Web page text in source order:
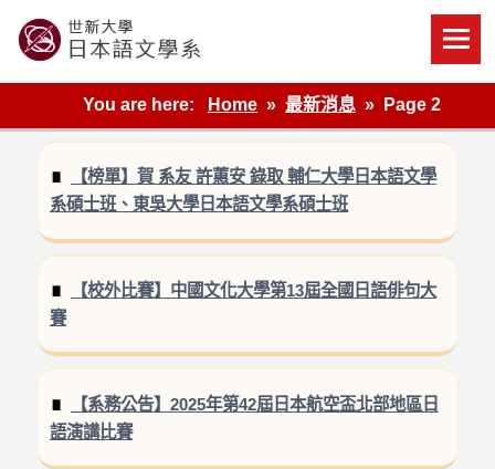
content
世新大學教學單位的網站
You are here:
Home 最新消息 Page 2
【榜單】賀 系友 許蕙安 錄取 輔仁大學日本語文學
系碩士班、東吳大學日本語文學系碩士班
【校外比賽】中國文化大學第13屆全國日語俳句大
賽
【系務公告】2025年第42屆日本航空盃北部地區日
語演講比賽